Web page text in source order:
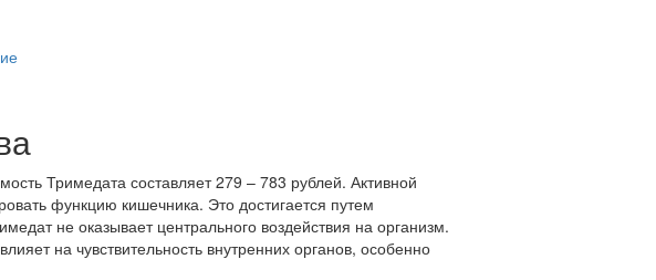
Тримедата составляет 279 – 783 рублей. Активной
функцию кишечника. Это достигается путем
не оказывает центрального воздействия на организм.
на чувствительность внутренних органов, особенно